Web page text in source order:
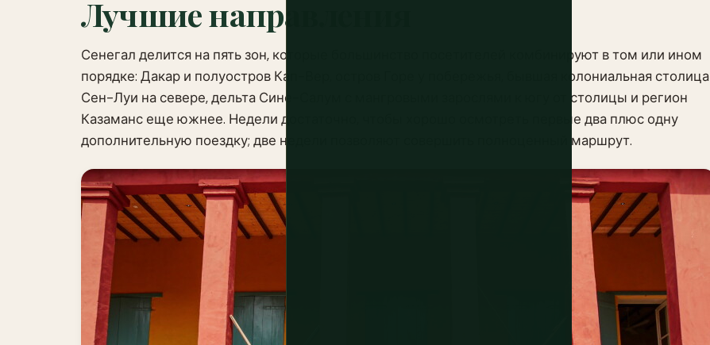
Лучшие направления
Сенегал делится на пять зон, которые большинство посетителей комбинируют в том или ином
порядке: Дакар и полуостров Кап-Вер, остров Горе у побережья, бывшая колониальная столица
Сен-Луи на севере, дельта Сине-Салум с мангровыми зарослями к югу от столицы и регион
Казаманс еще южнее. Недели достаточно, чтобы хорошо осмотреть первые два плюс одну
дополнительную поездку; две недели позволяют совершить полноценный маршрут.